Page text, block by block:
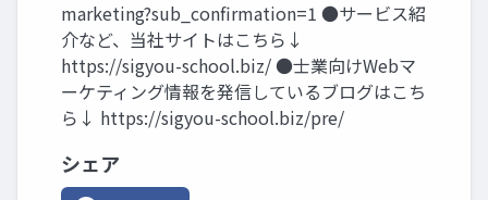
marketing?sub_confirmation=1 ●サービス紹
介など、当社サイトはこちら↓
https://sigyou-school.biz/ ●士業向けWebマ
ーケティング情報を発信しているブログはこち
ら↓ https://sigyou-school.biz/pre/
シェア